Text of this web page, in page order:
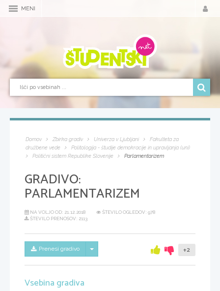
MENI
Domov Zbirka gradiv Univerza v Ljubljani
Fakulteta za
družbene vede
Politologija - študije demokracije in upravljanja (uni)
Politični sistem Republike Slovenije
Parlamentarizem
GRADIVO:
PARLAMENTARIZEM
NA VOLJO OD: 21.12.2018
ŠTEVILO OGLEDOV: 978
ŠTEVILO PRENOSOV: 2113
Prenesi gradivo Skrij/prikaži meni +2
Vsebina gradiva